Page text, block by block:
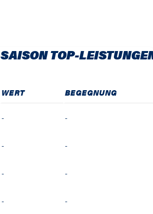
SAISON TOP-
WERT BEGEGNUNG
- -
- -
- -
- -